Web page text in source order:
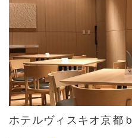
ホテルヴィスキオ京都